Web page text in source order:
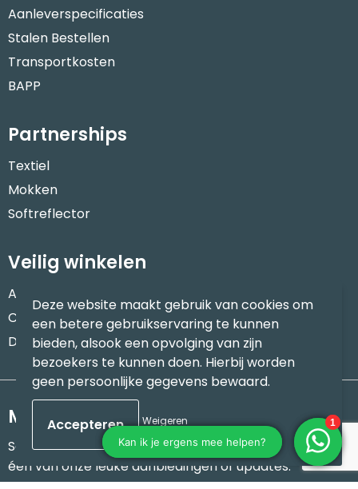
Aanleverspecificaties
Stalen Bestellen
Transportkosten
BAPP
Partnerships
Textiel
Mokken
Softreflector
Veilig winkelen
Algemene voorwaarden
Cookieverklaring
Disclaimer
Meld je aan voor onze nieuwsbrief
Schrijf je in voor onze nieuwsbrief en mis nooit meer
één van onze leuke aanbiedingen of updates.
Deze website maakt gebruik van cookies om
een betere gebruikservaring te kunnen
bieden, alsook een opvolging van zijn
bezoekers te kunnen doen. Hierbij worden
geen persoonlijke gegevens bewaard.
Weigeren